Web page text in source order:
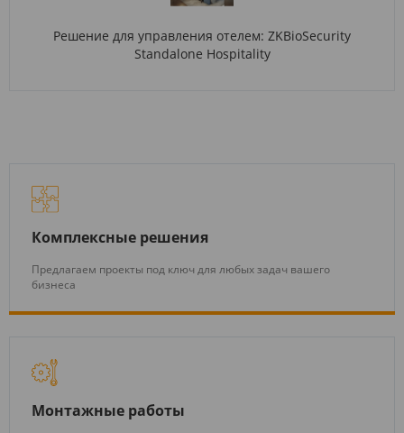
Решение для управления отелем: ZKBioSecurity
Standalone Hospitality
Комплексные решения
Предлагаем проекты под ключ для любых задач вашего
бизнеса
Монтажные работы